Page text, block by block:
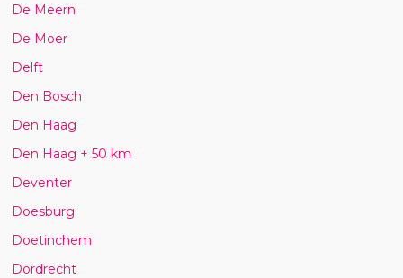
De Meern
De Moer
Delft
Den Bosch
Den Haag
Den Haag + 50 km
Deventer
Doesburg
Doetinchem
Dordrecht